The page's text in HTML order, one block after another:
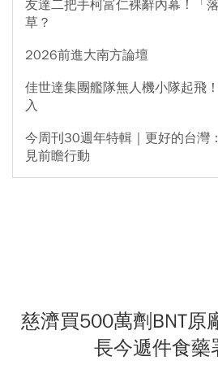
友達二把手柯富仁裸辭內幕！「
草？
2026前進大南方論壇
佳世達集團艦隊無人機小隊起飛
入
今周刊30週年特輯｜更好的台灣
見前瞻行動
慈濟買500萬劑BNT
長今遞件食藥